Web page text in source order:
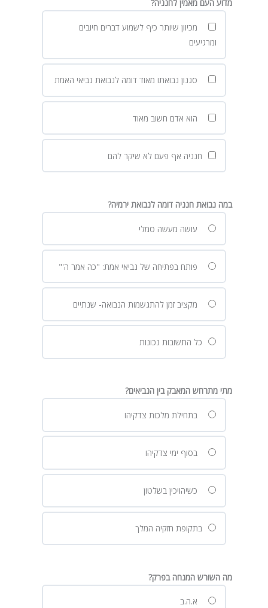
מדוע העם מאמין לחנניה?
מכיוון שיותר כיף לשמוע דברים חיובים
ומרגיעים
סגנון נבואתו מאוד דומה לנבואת נביאי האמת
הוא אדם חשוב מאוד
חנניה אף פעם לא שיקר להם
במה נבואת חנניה דומה לנבואת ירמיה?
עושה מעשה סמלי
פותח בפתיחה של נביאי אמת: "כה אמר ה'"
מקציב זמן להתגשמות הנבואה- שנתיים
כל התשובות נכונות
מתי מתרחש המאבק בין הנביאים?
בתחילת מלכות צדקיהו
בסוף ימי צדקיהו
כשיהויכין בשלטון
בתקופת חזקיה המלך
מה השורש המנחה בפרק?
א.ה.ב